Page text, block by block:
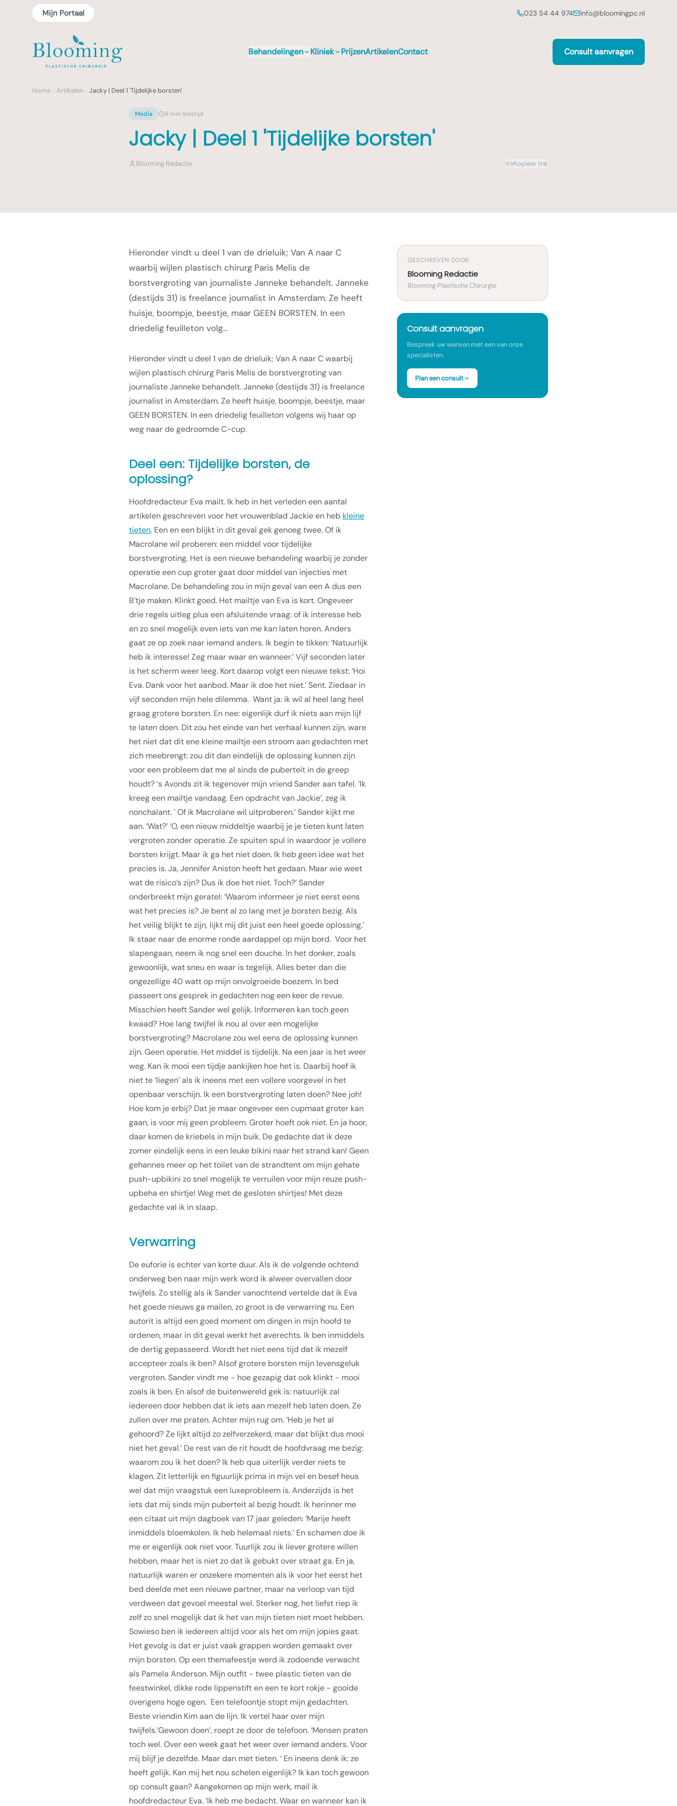
Mijn Portaal 023 54 44 974 info@bloomingpc.nl
Behandelingen Kliniek PrijzenArtikelenContact Consult aanvragen
Home Artikelen Jacky | Deel 1 'Tijdelijke borsten'
Media 9 min leestijd
Jacky | Deel 1 'Tijdelijke borsten'
Blooming Redactie Kopieer link
Hieronder vindt u deel 1 van de drieluik; Van A naar C
waarbij wijlen plastisch chirurg Paris Melis de
borstvergroting van journaliste Janneke behandelt. Janneke
(destijds 31) is freelance journalist in Amsterdam. Ze heeft
huisje, boompje, beestje, maar GEEN BORSTEN. In een
driedelig feuilleton volg...
Hieronder vindt u deel 1 van de drieluik; Van A naar C waarbij
wijlen plastisch chirurg Paris Melis de borstvergroting van
journaliste Janneke behandelt.Janneke (destijds 31) is freelance
journalist in Amsterdam. Ze heeft huisje, boompje, beestje, maar
GEEN BORSTEN. In een driedelig feuilleton volgens wij haar op
weg naar de gedroomde C-cup.
Deel een: Tijdelijke borsten, de
oplossing?
Hoofdredacteur Eva mailt. Ik heb in het verleden een aantal
artikelen geschreven voor het vrouwenblad Jackie en heb kleine
tieten. Een en een blijkt in dit geval gek genoeg twee. Of ik
Macrolane wil proberen: een middel voor tijdelijke
borstvergroting. Het is een nieuwe behandeling waarbij je zonder
operatie een cup groter gaat door middel van injecties met
Macrolane. De behandeling zou in mijn geval van een A dus een
B’tje maken. Klinkt goed. Het mailtje van Eva is kort. Ongeveer
drie regels uitleg plus een afsluitende vraag: of ik interesse heb
en zo snel mogelijk even iets van me kan laten horen. Anders
gaat ze op zoek naar iemand anders. Ik begin te tikken: ‘Natuurlijk
heb ik interesse! Zeg maar waar en wanneer.’ Vijf seconden later
is het scherm weer leeg. Kort daarop volgt een nieuwe tekst: ‘Hoi
Eva. Dank voor het aanbod. Maar ik doe het niet.’ Sent. Ziedaar in
vijf seconden mijn hele dilemma. Want ja: ik wil al heel lang heel
graag grotere borsten. En nee: eigenlijk durf ik niets aan mijn lijf
te laten doen. Dit zou het einde van het verhaal kunnen zijn, ware
het niet dat dit ene kleine mailtje een stroom aan gedachten met
zich meebrengt: zou dit dan eindelijk de oplossing kunnen zijn
voor een probleem dat me al sinds de puberteit in de greep
houdt? ‘s Avonds zit ik tegenover mijn vriend Sander aan tafel. ‘Ik
kreeg een mailtje vandaag. Een opdracht van Jackie’, zeg ik
nonchalant. ‘ Of ik Macrolane wil uitproberen.’ Sander kijkt me
aan. ‘Wat?’ ‘O, een nieuw middeltje waarbij je je tieten kunt laten
vergroten zonder operatie. Ze spuiten spul in waardoor je vollere
borsten krijgt. Maar ik ga het niet doen. Ik heb geen idee wat het
precies is. Ja, Jennifer Aniston heeft het gedaan. Maar wie weet
wat de risico’s zijn? Dus ik doe het niet. Toch?’ Sander
onderbreekt mijn geratel: ‘Waarom informeer je niet eerst eens
wat het precies is? Je bent al zo lang met je borsten bezig. Als
het veilig blijkt te zijn, lijkt mij dit juist een heel goede oplossing.’
Ik staar naar de enorme ronde aardappel op mijn bord. Voor het
slapengaan, neem ik nog snel een douche. In het donker, zoals
gewoonlijk, wat sneu en waar is tegelijk. Alles beter dan die
ongezellige 40 watt op mijn onvolgroeide boezem. In bed
passeert ons gesprek in gedachten nog een keer de revue.
Misschien heeft Sander wel gelijk. Informeren kan toch geen
kwaad? Hoe lang twijfel ik nou al over een mogelijke
borstvergroting? Macrolane zou wel eens de oplossing kunnen
zijn. Geen operatie. Het middel is tijdelijk. Na een jaar is het weer
weg. Kan ik mooi een tijdje aankijken hoe het is. Daarbij hoef ik
niet te ‘liegen’ als ik ineens met een vollere voorgevel in het
openbaar verschijn. Ik een borstvergroting laten doen? Nee joh!
Hoe kom je erbij? Dat je maar ongeveer een cupmaat groter kan
gaan, is voor mij geen probleem. Groter hoeft ook niet. En ja hoor,
daar komen de kriebels in mijn buik. De gedachte dat ik deze
zomer eindelijk eens in een leuke bikini naar het strand kan! Geen
gehannes meer op het toilet van de strandtent om mijn gehate
push-upbikini zo snel mogelijk te verruilen voor mijn reuze push-
upbeha en shirtje! Weg met de gesloten shirtjes! Met deze
gedachte val ik in slaap.
Verwarring
De euforie is echter van korte duur. Als ik de volgende ochtend
onderweg ben naar mijn werk word ik alweer overvallen door
twijfels. Zo stellig als ik Sander vanochtend vertelde dat ik Eva
het goede nieuws ga mailen, zo groot is de verwarring nu. Een
autorit is altijd een goed moment om dingen in mijn hoofd te
ordenen, maar in dit geval werkt het averechts. Ik ben inmiddels
de dertig gepasseerd. Wordt het niet eens tijd dat ik mezelf
accepteer zoals ik ben? Alsof grotere borsten mijn levensgeluk
vergroten. Sander vindt me - hoe gezapig dat ook klinkt - mooi
zoals ik ben. En alsof de buitenwereld gek is: natuurlijk zal
iedereen door hebben dat ik iets aan mezelf heb laten doen. Ze
zullen over me praten. Achter mijn rug om. ‘Heb je het al
gehoord? Ze lijkt altijd zo zelfverzekerd, maar dat blijkt dus mooi
niet het geval.’ De rest van de rit houdt de hoofdvraag me bezig:
waarom zou ik het doen? Ik heb qua uiterlijk verder niets te
klagen. Zit letterlijk en figuurlijk prima in mijn vel en besef heus
wel dat mijn vraagstuk een luxeprobleem is. Anderzijds is het
iets dat mij sinds mijn puberteit al bezig houdt. Ik herinner me
een citaat uit mijn dagboek van 17 jaar geleden: ‘Marije heeft
inmiddels bloemkolen. Ik heb helemaal niets.’ En schamen doe ik
me er eigenlijk ook niet voor. Tuurlijk zou ik liever grotere willen
hebben, maar het is niet zo dat ik gebukt over straat ga. En ja,
natuurlijk waren er onzekere momenten als ik voor het eerst het
bed deelde met een nieuwe partner, maar na verloop van tijd
verdween dat gevoel meestal wel. Sterker nog, het liefst riep ik
zelf zo snel mogelijk dat ik het van mijn tieten niet moet hebben.
Sowieso ben ik iedereen altijd voor als het om mijn jopies gaat.
Het gevolg is dat er juist vaak grappen worden gemaakt over
mijn borsten. Op een themafeestje werd ik zodoende verwacht
als Pamela Anderson. Mijn outfit - twee plastic tieten van de
feestwinkel, dikke rode lippenstift en een te kort rokje - gooide
overigens hoge ogen. Een telefoontje stopt mijn gedachten.
Beste vriendin Kim aan de lijn. Ik vertel haar over mijn
twijfels.’Gewoon doen’, roept ze door de telefoon. ‘Mensen praten
toch wel. Over een week gaat het weer over iemand anders. Voor
mij blijf je dezelfde. Maar dan met tieten. ‘ En ineens denk ik: ze
heeft gelijk. Kan mij het nou schelen eigenlijk? Ik kan toch gewoon
op consult gaan? Aangekomen op mijn werk, mail ik
hoofdredacteur Eva. ‘Ik heb me bedacht. Waar en wanneer kan ik
GESCHREVEN DOOR
Blooming Redactie
Blooming Plastische Chirurgie
Consult aanvragen
Bespreek uw wensen met een van onze
specialisten.
Plan een consult